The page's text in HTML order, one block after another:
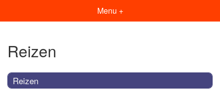
Menu +
Reizen
Reizen